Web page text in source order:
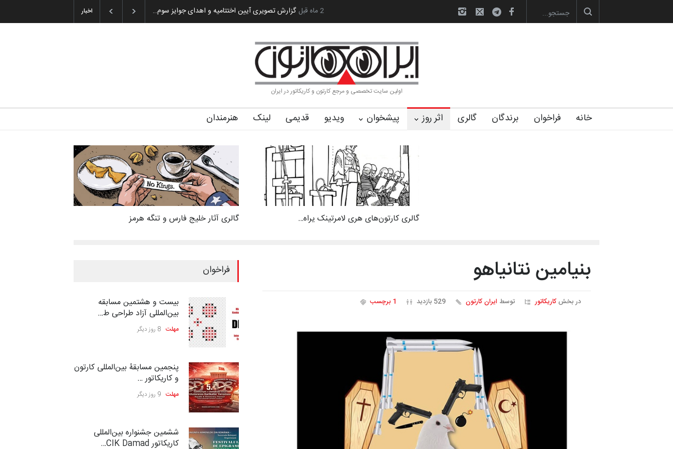
اخبار
گزارش تصویری آیین اختتامیه و اهدای جوایز سوم… به یاد اردوغان باشول (۱۹۳۶–۲۰۲۶) رویداد کارگاهی کارتون و پوستر «ایران سربلند»… آغاز دوره‌های تخصصی فصل تابستان 1405 خانه کا… 2 ماه قبل
اولین سایت تخصصی و مرجع کارتون و کاریکاتور در ایران
خانه فراخوان برندگان گالری اثر روز پیشخوان ویدیو قدیمی لینک هنرمندان
گالری آثار خلیج فارس و تنگه هرمز گالری کارتون‌های هری لامرتینک یراه…
بنیامین نتانیاهو
در بخشکاریکاتور توسط ایران کارتون 529 بازدید 1 برچسب
فراخوان
بیست و هشتمین مسابقه
بین‌المللی آزاد طراحی ط…
مهلت 8 روز دیگر
پنجمین مسابقۀ بین‌المللی کارتون
و کاریکاتور …
مهلت 9 روز دیگر
ششمین جشنواره بین‌المللی
کاریکاتور CIK Damad…